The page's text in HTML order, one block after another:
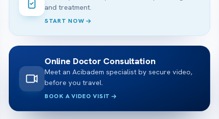
and treatment.
START NOW
Online Doctor Consultation
Meet an Acibadem specialist by secure video,
before you travel.
BOOK A VIDEO VISIT